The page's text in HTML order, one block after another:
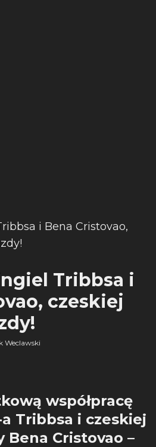
Tribbsa i
czeskiej
Weclawski
współpracę
Tribbsa i czeskiej
Bena Cristovao –